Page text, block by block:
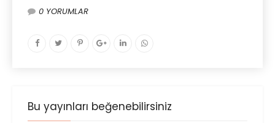
0 YORUMLAR
Bu yayınları beğenebilirsiniz